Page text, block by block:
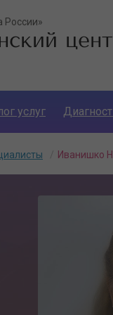
услуг
Иванишко